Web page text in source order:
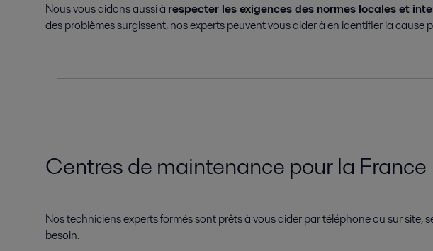
Nous vous aidons aussi à respecter les exigences des normes locales et
des problèmes surgissent, nos experts peuvent vous aider à en identifier la
Centres de maintenance pour la France
Nos techniciens experts formés sont prêts à vous aider par téléphone ou sur site,
besoin.